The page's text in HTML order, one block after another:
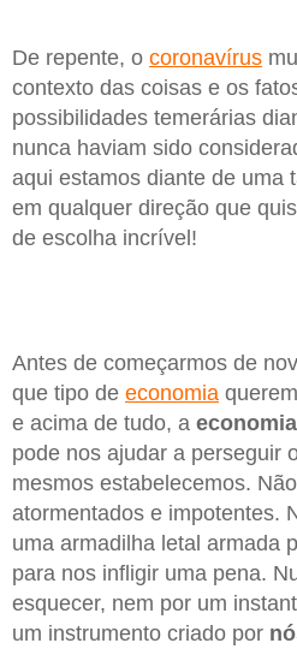
De repente, o coronavírus
contexto das coisas e os
possibilidades temerárias
nunca haviam sido
aqui estamos diante de uma
em qualquer direção que
de escolha incrível!
Antes de começarmos de
que tipo de economia
e acima de tudo, a economia
pode nos ajudar a perseguir
mesmos estabelecemos.
atormentados e impotentes.
uma armadilha letal armada
para nos infligir uma pena.
esquecer, nem por um
um instrumento criado por